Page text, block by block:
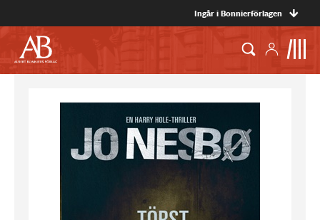
Ingår i Bonnierförlagen